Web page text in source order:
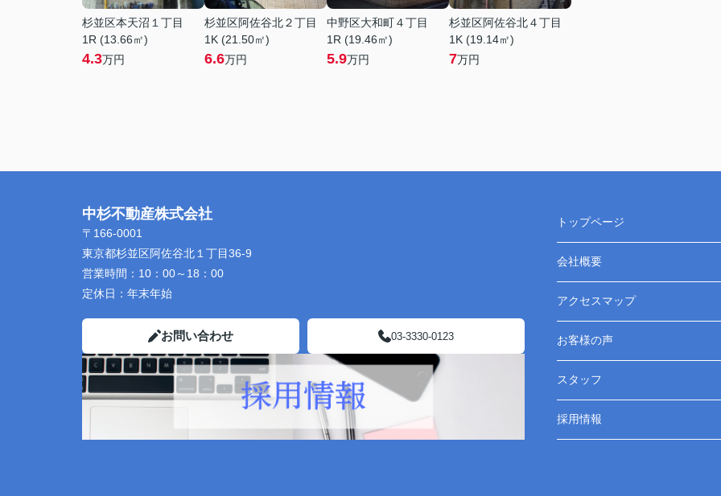
杉並区本天沼１丁目
1R (13.66㎡)
4.3万円
杉並区阿佐谷北２丁目
1K (21.50㎡)
6.6万円
中野区大和町４丁目
1R (19.46㎡)
5.9万円
杉並区阿佐谷北４丁目
1K (19.14㎡)
7万円
中杉不動産株式会社
〒166-0001
東京都杉並区阿佐谷北１丁目36-9
営業時間： 10：00～18：00
定休日： 年末年始
お問い合わせ 03-3330-0123
トップページ
会社概要
アクセスマップ
お客様の声
スタッフ
採用情報